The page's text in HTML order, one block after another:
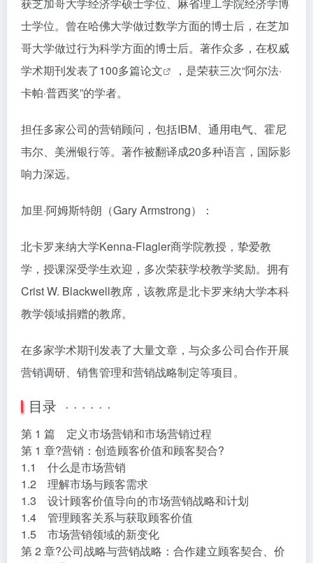
获芝加哥大学经济学硕士学位、麻省理工学院经济学博
士学位。曾在哈佛大学做过数学方面的博士后，在芝加
哥大学做过行为科学方面的博士后。著作众多，在权威
学术期刊发表了100多篇论文
，是荣获三次“阿尔法·
卡帕·普西奖”的学者。
担任多家公司的营销顾问，包括IBM、通用电气、霍尼
韦尔、美洲银行等。著作被翻译成20多种语言，国际影
响力深远。
加里·阿姆斯特朗（Gary Armstrong）：
北卡罗来纳大学Kenna-Flagler商学院教授，挚爱教
学，授课深受学生欢迎，多次荣获学校教学奖励。拥有
Crist W. Blackwell教席，该教席是北卡罗来纳大学本科
教学领域捐赠的教席。
在多家学术期刊发表了大量文章，与众多公司合作开展
营销调研、销售管理和营销战略制定等项目。
目录 · · · · · ·
第 1 篇 定义市场营销和市场营销过程
第 1 章?营销：创造顾客价值和顾客契合?
1.1 什么是市场营销
1.2 理解市场与顾客需求
1.3 设计顾客价值导向的市场营销战略和计划
1.4 管理顾客关系与获取顾客价值
1.5 市场营销领域的新变化
第 2 章?公司战略与营销战略：合作建立顾客契合、价